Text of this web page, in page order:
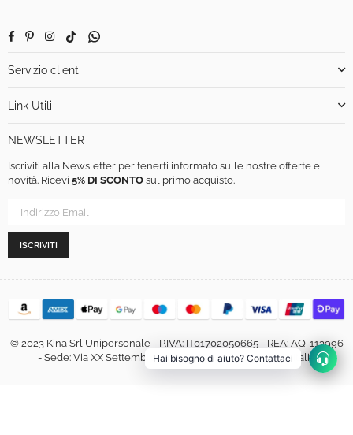
FacebookPinterestInstagram
TikTokWhatsapp
Servizio clienti
Link Utili
NEWSLETTER
Iscriviti alla Newsletter per tenerti informato sulle nostre offerte e
novità. Ricevi 5% DI SCONTO sul primo acquisto.
ISCRIVITI
© 2023 Kina Srl Unipersonale - P.IVA: IT01702050665 - REA: AQ-113996
- Sede: Via XX Settembre, 460, 67051 Avezzano (AQ) - Italia
Hai bisogno di aiuto? Contattaci